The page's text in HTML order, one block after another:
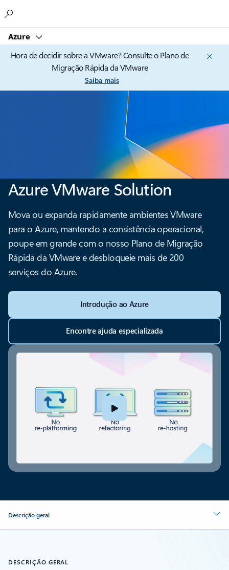
Azure
Hora de decidir sobre a VMware? Consulte o Plano de
Migração Rápida da VMware
Saiba mais
Azure VMware Solution
Mova ou expanda rapidamente ambientes VMware
para o Azure, mantendo a consistência operacional,
poupe em grande com o nosso Plano de Migração
Rápida da VMware e desbloqueie mais de 200
serviços do Azure.
Introdução ao Azure
Encontre ajuda especializada
Descrição geral
DESCRIÇÃO GERAL